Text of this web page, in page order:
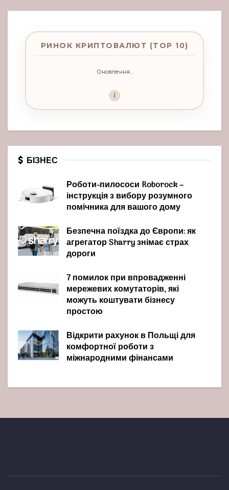
РИНОК КРИПТОВАЛЮТ (TOP 10)
Оновлення...
i
БІЗНЕС
Роботи-пилососи Roborock –
інструкція з вибору розумного
помічника для вашого дому
Безпечна поїздка до Європи: як
агрегатор Sharry знімає страх
дороги
7 помилок при впровадженні
мережевих комутаторів, які
можуть коштувати бізнесу
простою
Відкрити рахунок в Польщі для
комфортної роботи з
міжнародними фінансами